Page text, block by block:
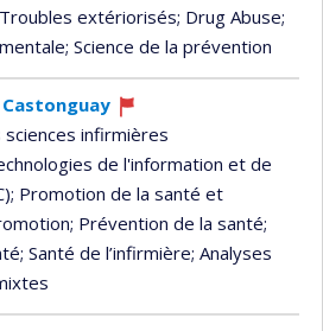
extériorisés; Drug Abuse;
; Science de la prévention
Currently
recruiting
sciences infirmières
de l'information et de
; Promotion de la santé et
; Prévention de la santé;
; Santé de l’infirmière; Analyses